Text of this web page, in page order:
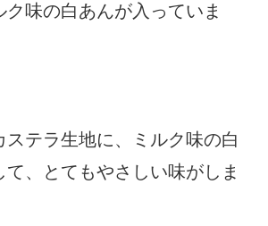
味の白あんが入っていま
ステラ生地に、ミルク味の白
て、とてもやさしい味がしま